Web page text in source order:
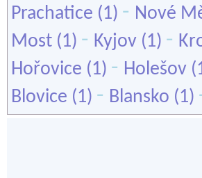
Prachatice (1) - Nové
Most (1) - Kyjov (1) -
Hořovice (1) - Holešov
Blovice (1) - Blansko (1)